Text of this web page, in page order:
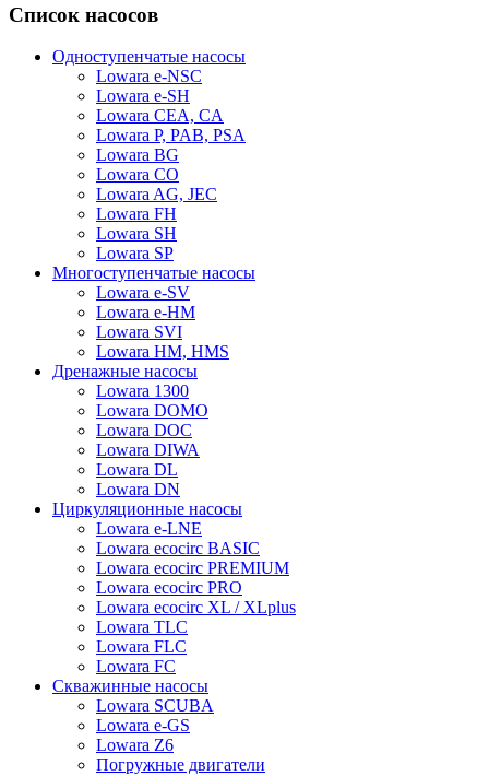
Список насосов
Одноступенчатые насосы
Lowara e-NSC
Lowara e-SH
Lowara CEA, CA
Lowara P, PAB, PSA
Lowara BG
Lowara CO
Lowara AG, JEC
Lowara FH
Lowara SH
Lowara SP
Многоступенчатые насосы
Lowara e-SV
Lowara e-HM
Lowara SVI
Lowara HM, HMS
Дренажные насосы
Lowara 1300
Lowara DOMO
Lowara DOC
Lowara DIWA
Lowara DL
Lowara DN
Циркуляционные насосы
Lowara e-LNE
Lowara ecocirc BASIC
Lowara ecocirc PREMIUM
Lowara ecocirc PRO
Lowara ecocirc XL / XLplus
Lowara TLC
Lowara FLC
Lowara FC
Скважинные насосы
Lowara SCUBA
Lowara e-GS
Lowara Z6
Погружные двигатели